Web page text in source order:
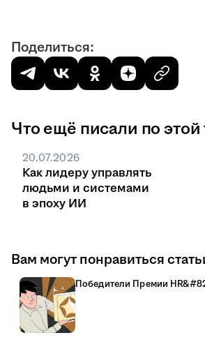
Поделиться:
Что ещё писали по
20.07.2026
Как лидеру управлять
людьми и системами
в эпоху ИИ
Вам могут понравиться
Победители Премии